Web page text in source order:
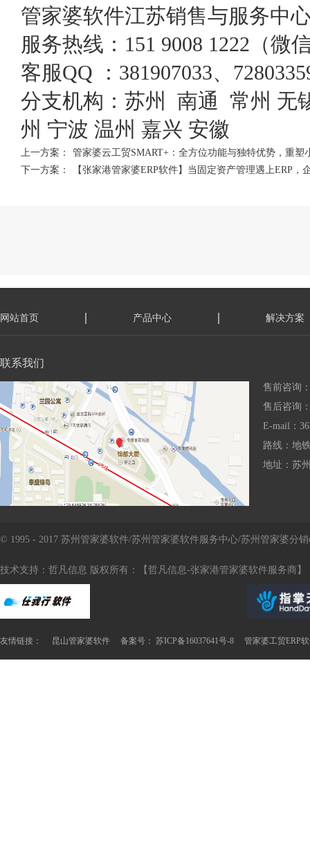
管家婆软件江苏销售与服务中
服务热线：151 9008 1222（微
客服QQ ：381907033、
分支机构：苏州 南通 常州 无
州 宁波 温州 嘉兴 安徽
上一方案：
管家婆云工贸SMART+：全方位功能与独特优势，重塑
下一方案：
【张家港管家婆ERP软件】当固定资产管理遇上ERP，
网站首页 产品中心 解决方案
联系我们
售前咨询
售后咨询
E-mail：
路线：地
地址：苏
© 1995 - 2017 苏州管家婆软件/苏州管家婆软件服务中心/苏州管家婆分
技术支持：哲凡信息 版权所有：【哲凡信息-张家港管家婆软件服务商】
友情链接： 昆山管家婆软件 备案号： 苏ICP备16037641号-8 管家婆工贸ERP